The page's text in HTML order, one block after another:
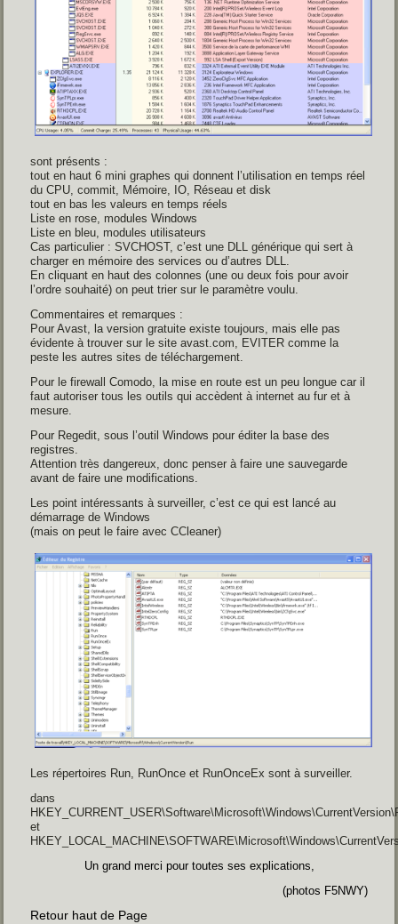
sont présents :
tout en haut 6 mini graphes qui donnent l’utilisation en temps réel
du CPU, commit, Mémoire, IO, Réseau et disk
tout en bas les valeurs en temps réels
Liste en rose, modules Windows
Liste en bleu, modules utilisateurs
Cas particulier : SVCHOST, c’est une DLL générique qui sert à
charger en mémoire des services ou d’autres DLL.
En cliquant en haut des colonnes (une ou deux fois pour avoir
l’ordre souhaité) on peut trier sur le paramètre voulu.
Commentaires et remarques :
Pour Avast, la version gratuite existe toujours, mais elle pas
évidente à trouver sur le site avast.com, EVITER comme la
peste les autres sites de téléchargement.
Pour le firewall Comodo, la mise en route est un peu longue car il
faut autoriser tous les outils qui accèdent à internet au fur et à
mesure.
Pour Regedit, sous l’outil Windows pour éditer la base des
registres.
Attention très dangereux, donc penser à faire une sauvegarde
avant de faire une modifications.
Les point intéressants à surveiller, c’est ce qui est lancé au
démarrage de Windows
(mais on peut le faire avec CCleaner)
Les répertoires Run, RunOnce et RunOnceEx sont à surveiller.
dans
et
Un grand merci pour toutes ses explications,
(photos F5NWY)
Retour haut de Page